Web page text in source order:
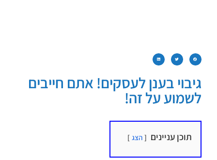
גיבוי בענן לעסקים! אתם חייבים
לשמוע על זה!
תוכן עניינים הצג